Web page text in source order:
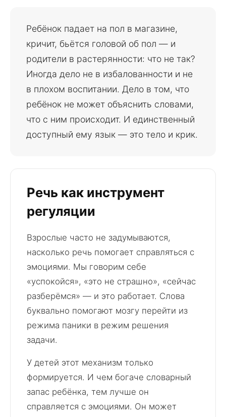
Ребёнок падает на пол в магазине,
кричит, бьётся головой об пол — и
родители в растерянности: что не так?
Иногда дело не в избалованности и не
в плохом воспитании. Дело в том, что
ребёнок не может объяснить словами,
что с ним происходит. И единственный
доступный ему язык — это тело и крик.
Речь как инструмент
регуляции
Взрослые часто не задумываются,
насколько речь помогает справляться с
эмоциями. Мы говорим себе
«успокойся», «это не страшно», «сейчас
разберёмся» — и это работает. Слова
буквально помогают мозгу перейти из
режима паники в режим решения
задачи.
У детей этот механизм только
формируется. И чем богаче словарный
запас ребёнка, тем лучше он
справляется с эмоциями. Он может